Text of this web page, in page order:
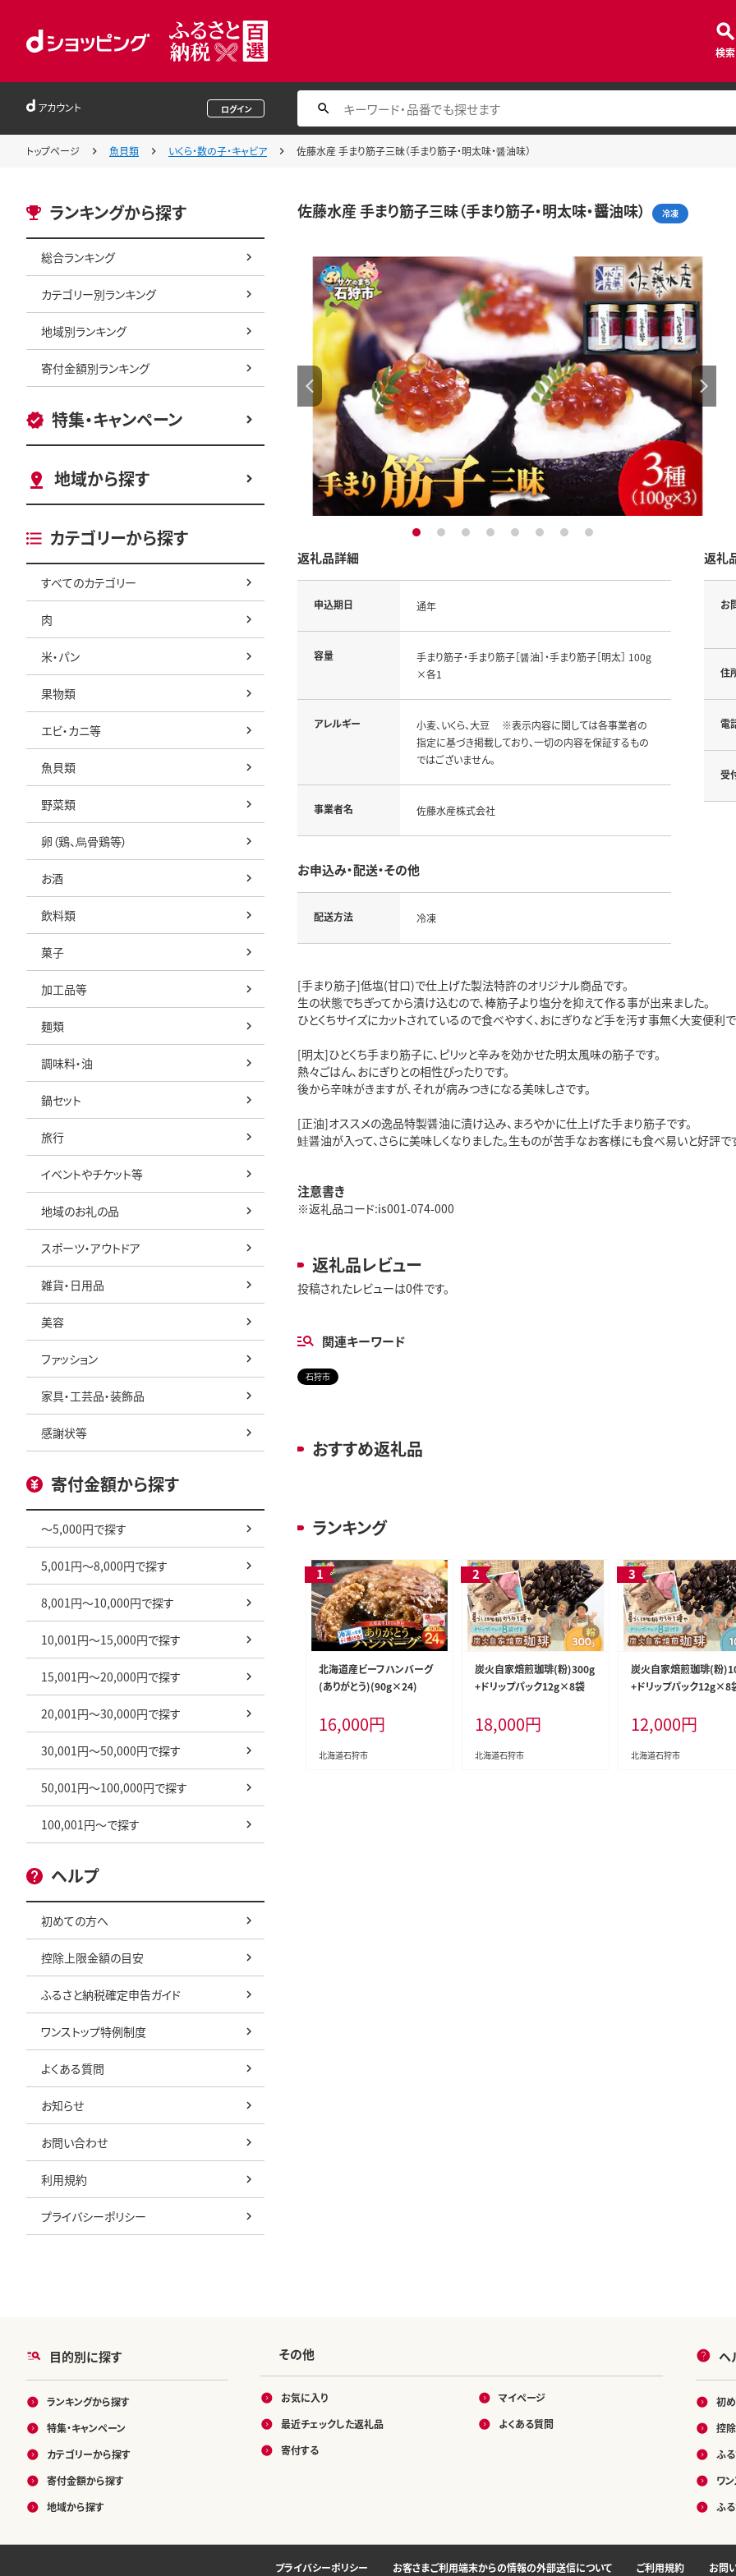
検索
アカウント ログイン
トップページ 魚貝類 いくら・数の子・キャビア 佐藤水産 手まり筋子三昧（手まり筋子・明太味・醤油味）
ランキングから探す
総合ランキング
カテゴリー別ランキング
地域別ランキング
寄付金額別ランキング
特集・キャンペーン
地域から探す
カテゴリーから探す
すべてのカテゴリー
肉
米・パン
果物類
エビ・カニ等
魚貝類
野菜類
卵（鶏、烏骨鶏等）
お酒
飲料類
菓子
加工品等
麺類
調味料・油
鍋セット
旅行
イベントやチケット等
地域のお礼の品
スポーツ・アウトドア
雑貨・日用品
美容
ファッション
家具・工芸品・装飾品
感謝状等
寄付金額から探す
～5,000円で探す
5,001円～8,000円で探す
8,001円～10,000円で探す
10,001円～15,000円で探す
15,001円～20,000円で探す
20,001円～30,000円で探す
30,001円～50,000円で探す
50,001円～100,000円で探す
100,001円～で探す
ヘルプ
初めての方へ
控除上限金額の目安
ふるさと納税確定申告ガイド
ワンストップ特例制度
よくある質問
お知らせ
お問い合わせ
利用規約
プライバシーポリシー
佐藤水産 手まり筋子三昧（手まり筋子・明太味・醤油味） 冷凍
1 2 3 4 5 6 7 8
返礼品詳細
申込期日 通年
容量
手まり筋子・手まり筋子［醤油］・手まり筋子［明太］ 100g
×各1
アレルギー
小麦、いくら、大豆 ※表示内容に関しては各事業者の
指定に基づき掲載しており、一切の内容を保証するもの
ではございません。
事業者名 佐藤水産株式会社
お申込み・配送・その他
配送方法 冷凍
返礼
お
住
電
受
[手まり筋子]低塩(甘口)で仕上げた製法特許のオリジナル商品です。
生の状態でちぎってから漬け込むので、棒筋子より塩分を抑えて作る事が出来ました。
ひとくちサイズにカットされているので食べやすく、おにぎりなど手を汚す事無く大変便利で
[明太]ひとくち手まり筋子に、ピリッと辛みを効かせた明太風味の筋子です。
熱々ごはん、おにぎりとの相性ぴったりです。
後から辛味がきますが、それが病みつきになる美味しさです。
[正油]オススメの逸品特製醤油に漬け込み、まろやかに仕上げた手まり筋子です。
鮭醤油が入って、さらに美味しくなりました。生ものが苦手なお客様にも食べ易いと好評で
注意書き
※返礼品コード:is001-074-000
返礼品レビュー
投稿されたレビューは0件です。
関連キーワード
石狩市
おすすめ返礼品
ランキング
北海道産ビーフハンバーグ
(ありがとう)(90g×24)
16,000円
北海道石狩市
炭火自家焙煎珈琲(粉)300g
+ドリップパック12g×8袋
18,000円
北海道石狩市
炭火自家焙煎珈琲(粉
+ドリップパック12g×8
12,000円
北海道石狩市
目的別に探す
ランキングから探す
特集・キャンペーン
カテゴリーから探す
寄付金額から探す
地域から探す
その他
お気に入り
最近チェックした返礼品
寄付する
マイページ
よくある質問
ヘ
初
控
ふ
ワ
ふる
プライバシーポリシー お客さまご利用端末からの情報の外部送信について ご利用規約 お問